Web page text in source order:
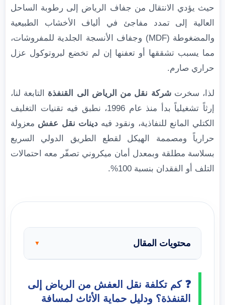
حيث يؤدي الانتقال من جفاف الرياض إلى رطوبة الساحل
العالية إلى تمدد مفاجئ في ألياف الأخشاب الطبيعية
والمضغوطة (MDF) وجفاف الأنسجة الجلدية للمفروشات،
مما يسبب تشققها أو تعفنها إن لم تخضع لبروتوكول عزل
حراري صارم.
لذا، سخرتشركة نقل من الرياض الى القنفذة التابعة لنا،
إرثاً تشغيلياً بدأ منذ عام 1996، نطبق فيه تقنيات التغليف
الكتلي المانع للنفاذية، ونقود فيهدينات نقل عفش معزولة
حرارياً ومصممة الهيكل لقطع الطريق الدولي السريع
بسلاسة مطلقة وبمعدل أمان ميكروني تصفّر معه احتمالات
التلف أو الفقدان بنسبة 100%.
محتويات المقال ▼
❓ كم تكلفة نقل العفش من الرياض إلى
القنفذة؟ ودليل حماية الأثاث لمسافة